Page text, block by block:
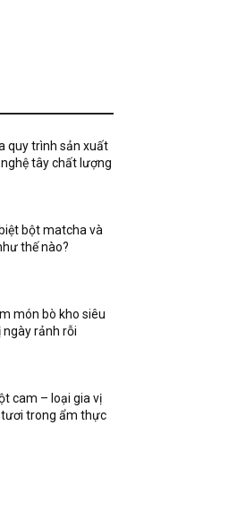
quy trình sản xuất
tây chất lượng
bột matcha và
thế nào?
món bò kho siêu
ngày rảnh rỗi
cam – loại gia vị
trong ẩm thực